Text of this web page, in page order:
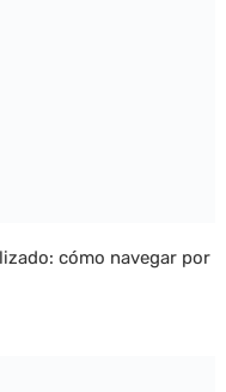
cómo navegar por